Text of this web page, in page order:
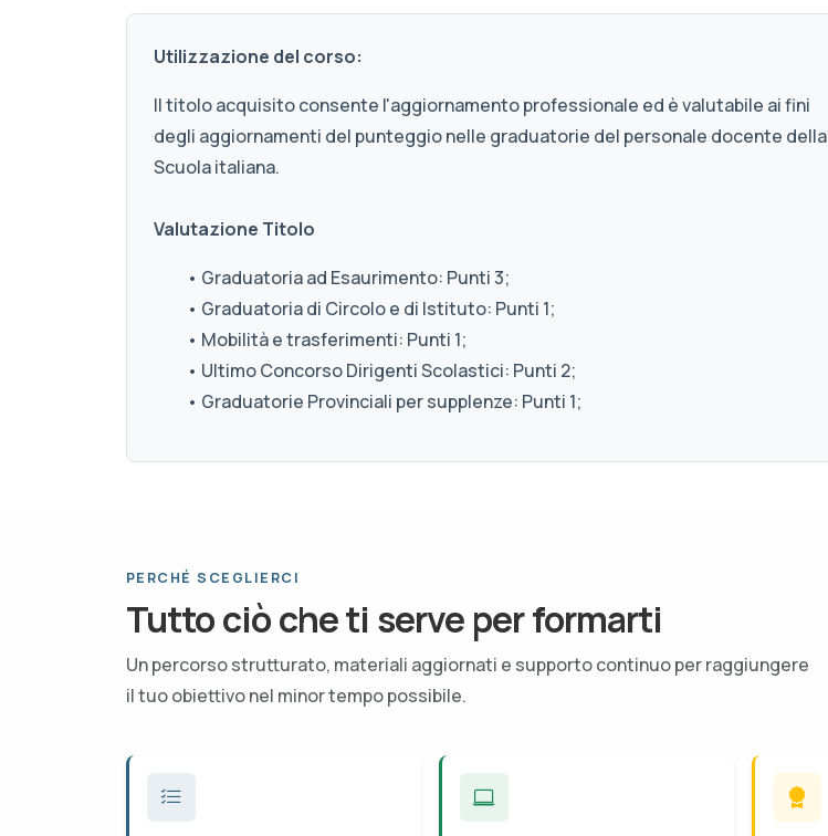
Utilizzazione del corso:
Il titolo acquisito consente l'aggiornamento professionale ed è valutabile ai fini
degli aggiornamenti del punteggio nelle graduatorie del personale docente della
Scuola italiana.
Valutazione Titolo
• Graduatoria ad Esaurimento: Punti 3;
• Graduatoria di Circolo e di Istituto: Punti 1;
• Mobilità e trasferimenti: Punti 1;
• Ultimo Concorso Dirigenti Scolastici: Punti 2;
• Graduatorie Provinciali per supplenze: Punti 1;
PERCHÉ SCEGLIERCI
Tutto ciò che ti serve per formarti
Un percorso strutturato, materiali aggiornati e supporto continuo per raggiungere
il tuo obiettivo nel minor tempo possibile.